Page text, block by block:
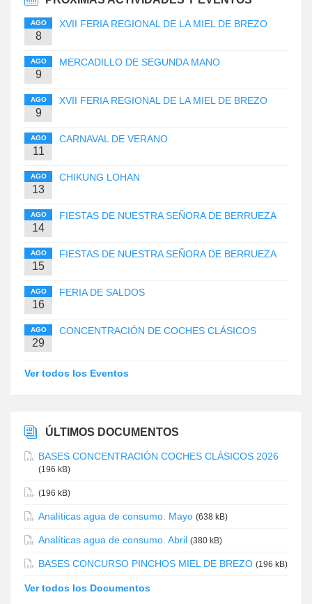
AGO
8
XVII FERIA REGIONAL DE LA MIEL DE BREZO
AGO
9
MERCADILLO DE SEGUNDA MANO
AGO
9
XVII FERIA REGIONAL DE LA MIEL DE BREZO
AGO
11
CARNAVAL DE VERANO
AGO
13
CHIKUNG LOHAN
AGO
14
FIESTAS DE NUESTRA SEÑORA DE BERRUEZA
AGO
15
FIESTAS DE NUESTRA SEÑORA DE BERRUEZA
AGO
16
FERIA DE SALDOS
AGO
29
CONCENTRACIÓN DE COCHES CLÁSICOS
Ver todos los Eventos
ÚLTIMOS DOCUMENTOS
BASES CONCENTRACIÓN COCHES CLÁSICOS 2026
(196 kB)
(196 kB)
Analíticas agua de consumo. Mayo (638 kB)
Analíticas agua de consumo. Abril (380 kB)
BASES CONCURSO PINCHOS MIEL DE BREZO (196 kB)
Ver todos los Documentos